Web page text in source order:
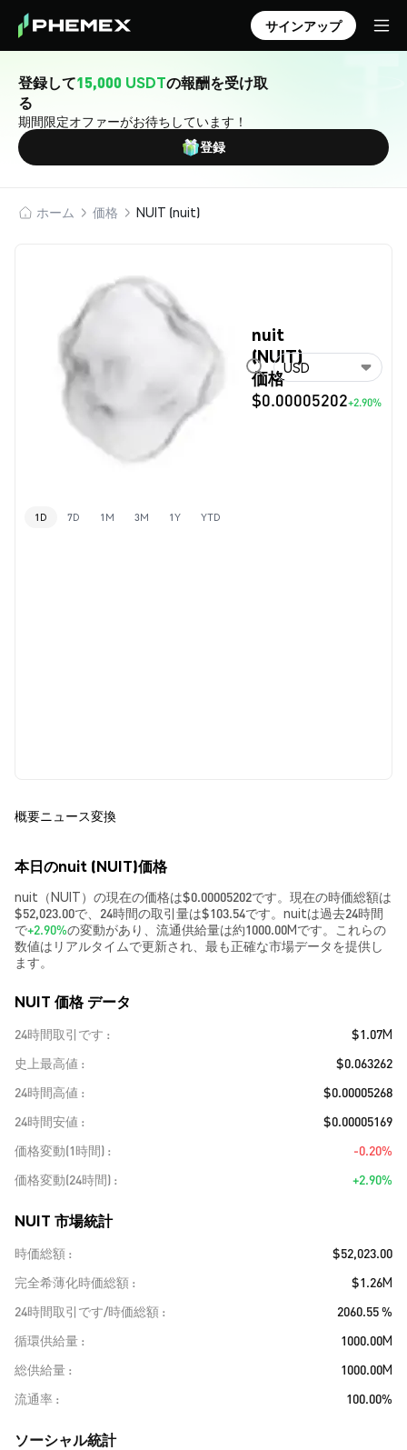
サインアップ
登録して15,000 USDTの報酬を受け取
る
期間限定オファーがお待ちしています！
登録
ホーム 価格 NUIT (nuit)
nuit
(NUIT)
価格
$0.00005202+2.90%
USD
1D 7D 1M 3M 1Y YTD
概要ニュース変換
本日のnuit (NUIT)価格
nuit（NUIT）の現在の価格は$0.00005202です。現在の時価総額は
$52,023.00で、24時間の取引量は$103.54です。nuitは過去24時間
で+2.90%の変動があり、流通供給量は約1000.00Mです。これらの
数値はリアルタイムで更新され、最も正確な市場データを提供し
ます。
NUIT 価格 データ
24時間取引です
$1.07M
史上最高値
$0.063262
24時間高値
$0.00005268
24時間安値
$0.00005169
価格変動(1時間)
-0.20%
価格変動(24時間)
+2.90%
NUIT 市場統計
時価総額
$52,023.00
完全希薄化時価総額
$1.26M
24時間取引です/時価総額
2060.55 %
循環供給量
1000.00M
総供給量
1000.00M
流通率
100.00%
ソーシャル統計